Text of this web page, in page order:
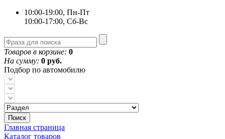
10:00-19:00, Пн-Пт
10:00-17:00, Сб-Вс
Товаров в корзине: 0
На сумму: 0 руб.
Подбор по автомобилю
Поиск
Главная страница
Каталог товаров